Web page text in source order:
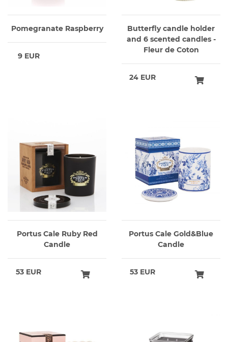
Pomegranate Raspberry
9 EUR
Butterfly candle holder
and 6 scented candles -
Fleur de Coton
24 EUR
Portus Cale Ruby Red
Candle
53 EUR
Portus Cale Gold&Blue
Candle
53 EUR